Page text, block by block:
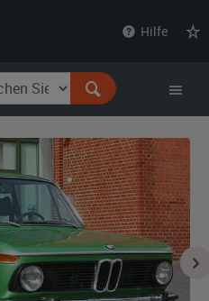
Hilfe